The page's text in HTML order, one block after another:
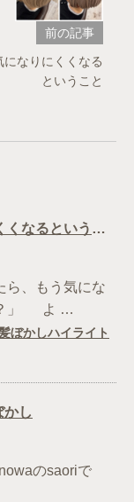
前の記事
になりにくくなる
ということ
白髪が気になりにくくなるということ
ら、もう気にな
？」 よ …
ぼかしハイライト
し
のsaoriで